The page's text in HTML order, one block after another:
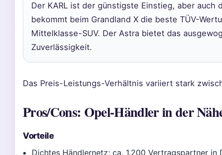
Der KARL ist der günstigste Einstieg, aber auch
bekommt beim Grandland X die beste TÜV-
Mittelklasse-SUV. Der Astra bietet das
Zuverlässigkeit.
Das Preis-Leistungs-Verhältnis variiert stark
Pros/Cons: Opel-Händler in der
Vorteile
Dichtes Händlernetz: ca. 1.200 Vertragspartner in